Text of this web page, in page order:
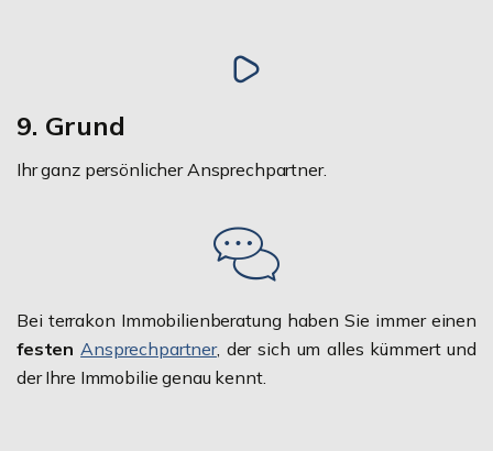
9. Grund
Ihr ganz persönlicher Ansprechpartner.
Bei terrakon Immobilienberatung haben Sie immer einen
festen Ansprechpartner, der sich um alles kümmert und
der Ihre Immobilie genau kennt.